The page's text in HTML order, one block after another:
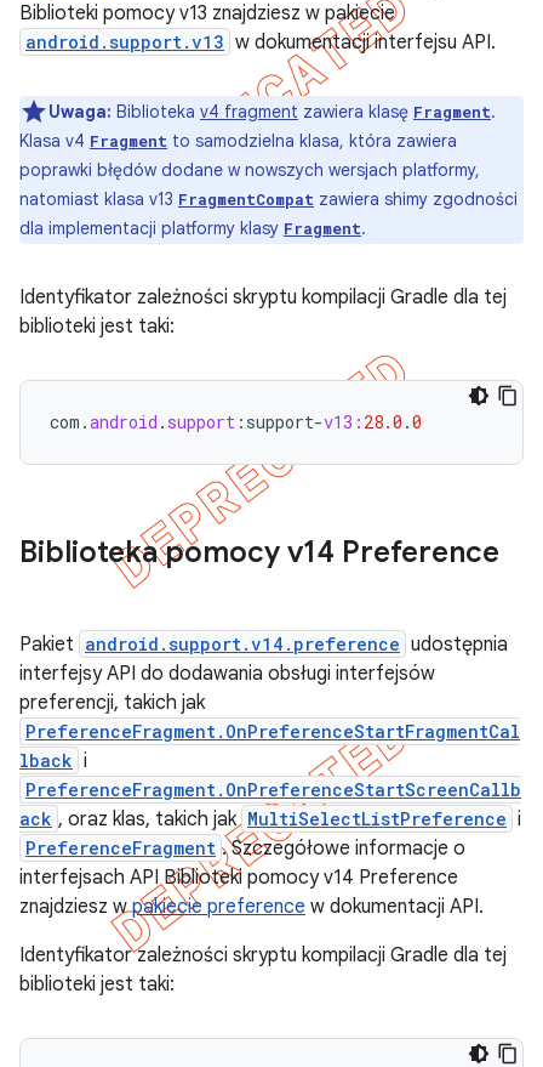
Biblioteki pomocy v13 znajdziesz w pakiecie
android.support.v13 w dokumentacji interfejsu API.
Uwaga: Biblioteka v4 fragment zawiera klasę Fragment.
Klasa v4 Fragment to samodzielna klasa, która zawiera
poprawki błędów dodane w nowszych wersjach platformy,
natomiast klasa v13 FragmentCompat zawiera shimy zgodności
dla implementacji platformy klasy Fragment.
Identyfikator zależności skryptu kompilacji Gradle dla tej
biblioteki jest taki:
com .android . support : support-v13: 28.0 .0
Biblioteka pomocy v14 Preference
Pakiet android.support.v14.preference udostępnia
interfejsy API do dodawania obsługi interfejsów
preferencji, takich jak
PreferenceFragment.OnPreferenceStartFragmentCal
lback i
PreferenceFragment.OnPreferenceStartScreenCallb
ack , oraz klas, takich jak MultiSelectListPreference i
PreferenceFragment . Szczegółowe informacje o
interfejsach API Biblioteki pomocy v14 Preference
znajdziesz wpakiecie preference w dokumentacji API.
Identyfikator zależności skryptu kompilacji Gradle dla tej
biblioteki jest taki: